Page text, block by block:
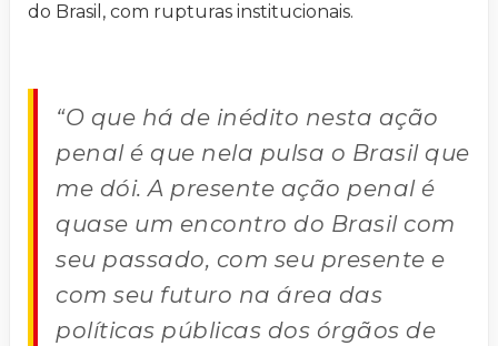
do Brasil, com rupturas institucionais.
“O que há de inédito nesta ação
penal é que nela pulsa o Brasil que
me dói. A presente ação penal é
quase um encontro do Brasil com
seu passado, com seu presente e
com seu futuro na área das
políticas públicas dos órgãos de